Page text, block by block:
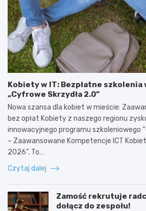
Kobiety w IT: Bezpłatne szkolenia
„Cyfrowe Skrzydła 2.0”
Nowa szansa dla kobiet w mieście:
bez opłat Kobiety z naszego regionu
innowacyjnego programu szkoleniowego
– Zaawansowane Kompetencje ICT
2026”. To…
Czytaj dalej
Zamość rekrutuje
dołącz do zespołu!